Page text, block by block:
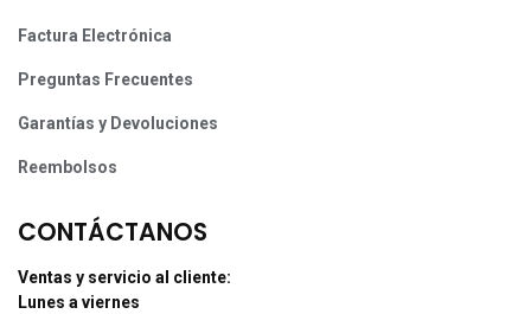
Factura Electrónica
Preguntas Frecuentes
Garantías y Devoluciones
Reembolsos
CONTÁCTANOS
Ventas y servicio al cliente:
Lunes a viernes